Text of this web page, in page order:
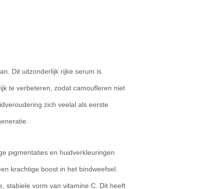
Dit uitzonderlijk rijke serum is
te verbeteren, zodat camoufleren niet
zich veelal als eerste
pigmentaties en huidverkleuringen
krachtige boost in het bindweefsel.
stabiele vorm van vitamine C. Dit heeft